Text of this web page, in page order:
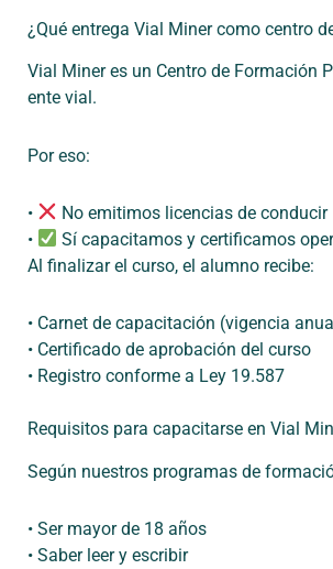
¿Qué entrega Vial Miner como centro
Vial Miner es un Centro de Formación
ente vial.
Por eso:
• No emitimos licenciasde conducir
•
Sí capacitamosy certificamos
Al finalizar el curso, el alumno recibe:
• Carnet de capacitación (vigencia
• Certificadode aprobación del curso
• Registro conformea Ley 19.587
Requisitos para capacitarse en Vial
Según nuestros programas de
• Ser mayor de 18 años
• Saber leer y escribir